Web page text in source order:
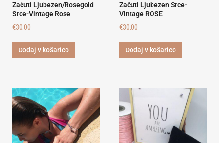
Začuti Ljubezen/Rosegold
Srce-Vintage Rose
€30.00
Dodaj v košarico
Začuti Ljubezen Srce-
Vintage ROSE
€30.00
Dodaj v košarico